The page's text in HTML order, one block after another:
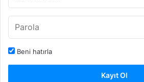
Beni hatırla
Kayıt Ol